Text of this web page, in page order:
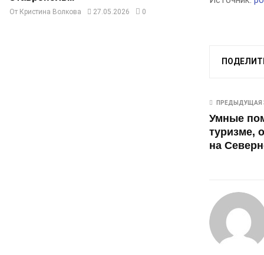
ПРЕДЫДУЩАЯ
Умные
туризме,
на
От Кристина Волкова 27.05.2026 0